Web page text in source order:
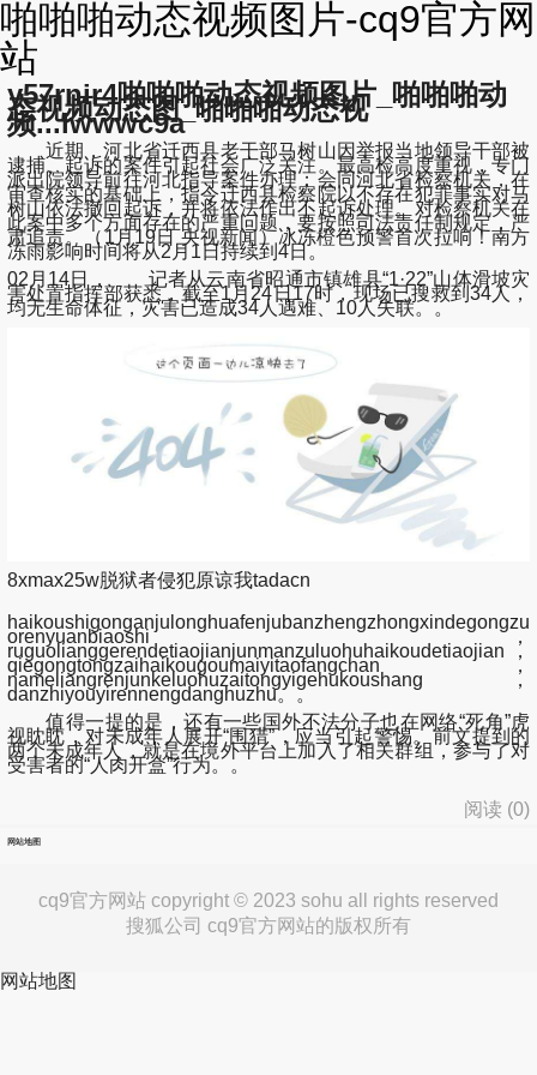
啪啪啪动态视频图片-cq9官方网
站
y57rnir4啪啪啪动态视频图片_啪啪啪动
态视频动态图_啪啪啪动态视
频...lwwwc9a
近期，河北省迁西县老干部马树山因举报当地领导干部被
逮捕、起诉的案件引起社会广泛关注。最高检高度重视，专门
派出院领导前往河北指导案件办理；会同河北省检察机关，在
审查核实的基础上，指令迁西县检察院以不存在犯罪事实对马
树山依法撤回起诉，并将依法作出不起诉处理。对检察机关在
此案中多个方面存在的严重问题，要按照司法责任制规定，严
肃追责。（1月19日 央视新闻）冰冻橙色预警首次拉响！南方
冻雨影响时间将从2月1日持续到4日。
02月14日， 记者从云南省昭通市镇雄县“1·22”山体滑坡灾
害处置指挥部获悉，截至1月24日17时，现场已搜救到34人，
均无生命体征，灾害已造成34人遇难、10人失联。。
8xmax25w脱狱者侵犯原谅我tadacn
haikoushigonganjulonghuafenjubanzhengzhongxindegongzu
orenyuanbiaoshi，
ruguolianggerendetiaojianjunmanzuluohuhaikoudetiaojian，
qiegongtongzaihaikougoumaiyitaofangchan，
nameliangrenjunkeluohuzaitongyigehukoushang，
danzhiyouyirennengdanghuzhu。。
值得一提的是，还有一些国外不法分子也在网络“死角”虎
视眈眈，对未成年人展开“围猎”，应当引起警惕。前文提到的
两个未成年人，就是在境外平台上加入了相关群组，参与了对
受害者的“人肉开盒”行为。。
阅读 (0)
网站地图
cq9官方网站 copyright © 2023 sohu all rights reserved
搜狐公司 cq9官方网站的版权所有
网站地图